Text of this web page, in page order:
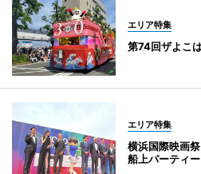
エリア特集
第74回ザよこ
エリア特集
横浜国際映画
船上パーティー